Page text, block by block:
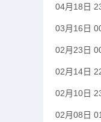
04月18日
03月16日
02月23日
02月14日
02月10日
02月08日